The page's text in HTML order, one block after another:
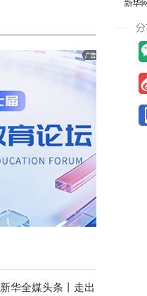
新华全媒头条丨 走出